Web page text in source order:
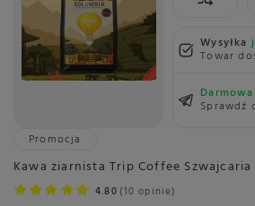
Wysyłka
Towar
Sprawdź
Promocja
Kawa ziarnista Trip Coffee Szwajcaria
4.80 10 opinie